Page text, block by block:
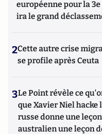
européenne pour la
ira le grand
2Cette autre crise
se profile après Ceuta
3Le Point révèle ce
que Xavier Niel hacke
russe donne une
australien une leçon